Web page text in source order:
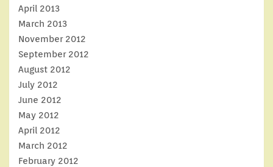
April 2013
March 2013
November 2012
September 2012
August 2012
July 2012
June 2012
May 2012
April 2012
March 2012
February 2012